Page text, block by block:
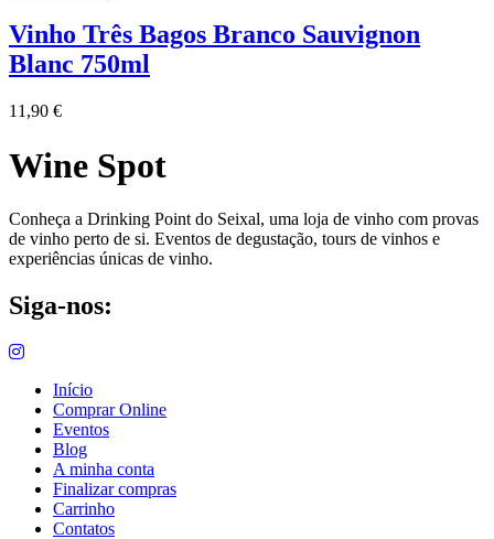
Vinho Três Bagos Branco Sauvignon
Blanc 750ml
11,90 €
Wine Spot
Conheça a Drinking Point do Seixal, uma loja de vinho com provas
de vinho perto de si. Eventos de degustação, tours de vinhos e
experiências únicas de vinho.
Siga-nos:
Início
Comprar Online
Eventos
Blog
A minha conta
Finalizar compras
Carrinho
Contatos